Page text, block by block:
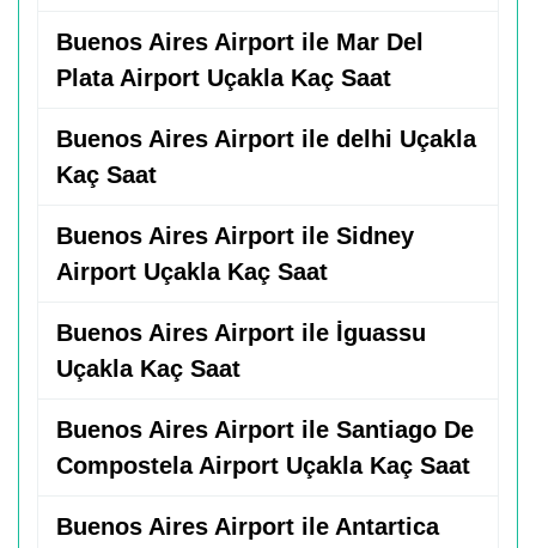
Buenos Aires Airport ile Mar Del
Plata Airport Uçakla Kaç Saat
Buenos Aires Airport ile delhi Uçakla
Kaç Saat
Buenos Aires Airport ile Sidney
Airport Uçakla Kaç Saat
Buenos Aires Airport ile İguassu
Uçakla Kaç Saat
Buenos Aires Airport ile Santiago De
Compostela Airport Uçakla Kaç Saat
Buenos Aires Airport ile Antartica